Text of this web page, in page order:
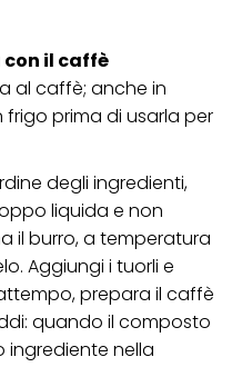
il caffè
al caffè; anche in
prima di usarla per
degli ingredienti,
liquida e non
il burro, a temperatura
Aggiungi i tuorli e
prepara il caffè
quando il composto
ingrediente nella
dei tuoi dati